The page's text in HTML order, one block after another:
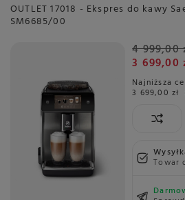
OUTLET 17018 - Ekspres do kawy
SM6685/00
4 999,00
3 699,00
Najniższa
3 699,00 zł
Towar